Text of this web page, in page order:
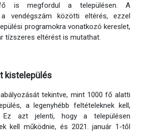
is megfordul a településen. A
vendégszám közötti eltérés, ezzel
programokra vonatkozó kereslet,
tízszeres eltérést is mutathat.
kistelepülés
tekintve, mint 1000 fő alatti
a legenyhébb feltételeknek kell,
Ez azt jelenti, hogy a településen
kell működnie, és 2021. január 1-től